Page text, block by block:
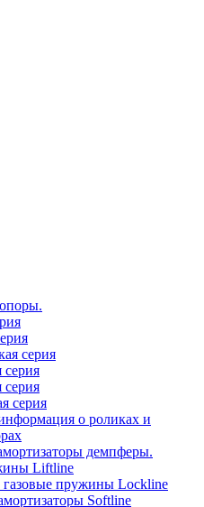
серия
серия
серия
серия
о роликах и
демпферы.
Liftline
пружины Lockline
Softline